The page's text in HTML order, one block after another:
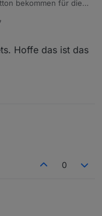
bekommen für die
Hoffe das ist das
0